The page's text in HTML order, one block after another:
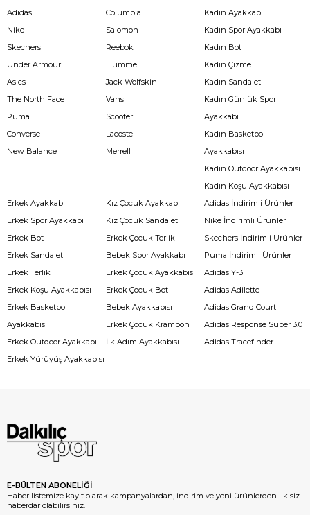
Adidas
Nike
Skechers
Under Armour
Asics
The North Face
Puma
Converse
New Balance
Columbia
Salomon
Reebok
Hummel
Jack Wolfskin
Vans
Scooter
Lacoste
Merrell
Kadın Ayakkabı
Kadın Spor Ayakkabı
Kadın Bot
Kadın Çizme
Kadın Sandalet
Kadın Günlük Spor
Ayakkabı
Kadın Basketbol
Ayakkabısı
Kadın Outdoor Ayakkabısı
Kadın Koşu Ayakkabısı
Erkek Ayakkabı
Erkek Spor Ayakkabı
Erkek Bot
Erkek Sandalet
Erkek Terlik
Erkek Koşu Ayakkabısı
Erkek Basketbol
Ayakkabısı
Erkek Outdoor Ayakkabı
Erkek Yürüyüş Ayakkabısı
Kız Çocuk Ayakkabı
Kız Çocuk Sandalet
Erkek Çocuk Terlik
Bebek Spor Ayakkabı
Erkek Çocuk Ayakkabısı
Erkek Çocuk Bot
Bebek Ayakkabısı
Erkek Çocuk Krampon
İlk Adım Ayakkabısı
Adidas İndirimli Ürünler
Nike İndirimli Ürünler
Skechers İndirimli Ürünler
Puma İndirimli Ürünler
Adidas Y-3
Adidas Adilette
Adidas Grand Court
Adidas Response Super 3.0
Adidas Tracefinder
E-BÜLTEN ABONELİĞİ
Haber listemize kayıt olarak kampanyalardan, indirim ve yeni ürünlerden ilk siz
haberdar olabilirsiniz.